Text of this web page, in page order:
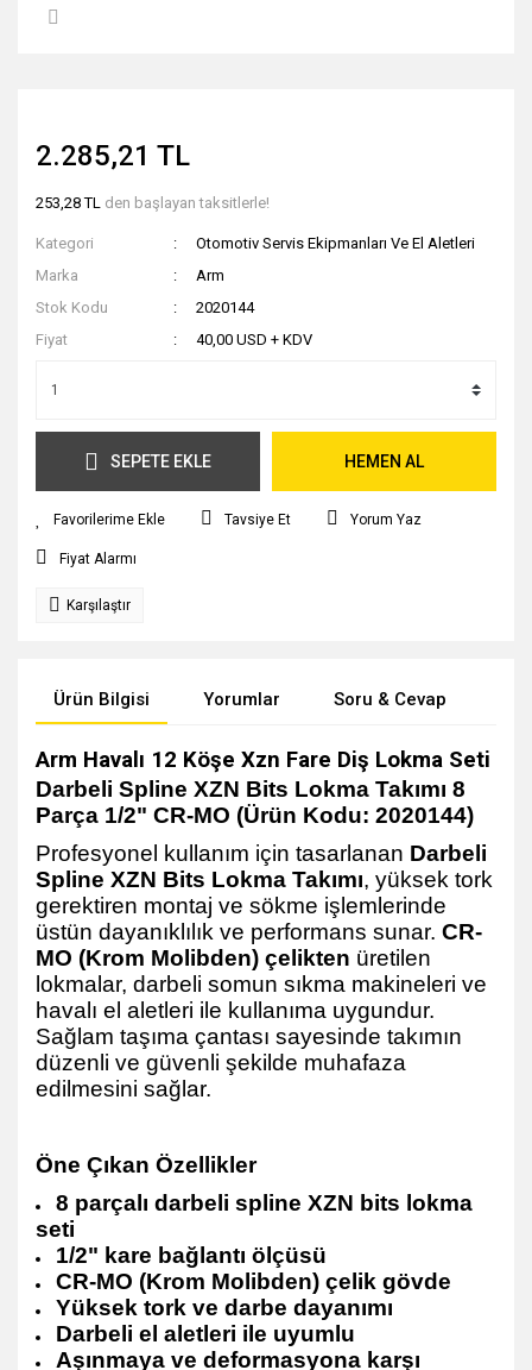
2.285,21 TL
253,28 TL den başlayan taksitlerle!
Kategori
Otomotiv Servis Ekipmanları Ve El Aletleri
Marka
Arm
Stok Kodu
2020144
Fiyat
40,00 USD + KDV
SEPETE EKLE HEMEN AL
Tavsiye Et Yorum Yaz
Fiyat Alarmı
Karşılaştır
Ürün Bilgisi Yorumlar Soru & Cevap
Arm Havalı 12 Köşe Xzn Fare Diş Lokma Seti
Darbeli Spline XZN Bits Lokma Takımı 8
Parça 1/2" CR-MO (Ürün Kodu: 2020144)
Profesyonel kullanım için tasarlanan Darbeli
Spline XZN Bits Lokma Takımı, yüksek tork
gerektiren montaj ve sökme işlemlerinde
üstün dayanıklılık ve performans sunar. CR-
MO (Krom Molibden) çelikten üretilen
lokmalar, darbeli somun sıkma makineleri ve
havalı el aletleri ile kullanıma uygundur.
Sağlam taşıma çantası sayesinde takımın
düzenli ve güvenli şekilde muhafaza
edilmesini sağlar.
Öne Çıkan Özellikler
8 parçalı darbeli spline XZN bits lokma
seti
1/2" kare bağlantı ölçüsü
CR-MO (Krom Molibden) çelik gövde
Yüksek tork ve darbe dayanımı
Darbeli el aletleri ile uyumlu
Aşınmaya ve deformasyona karşı